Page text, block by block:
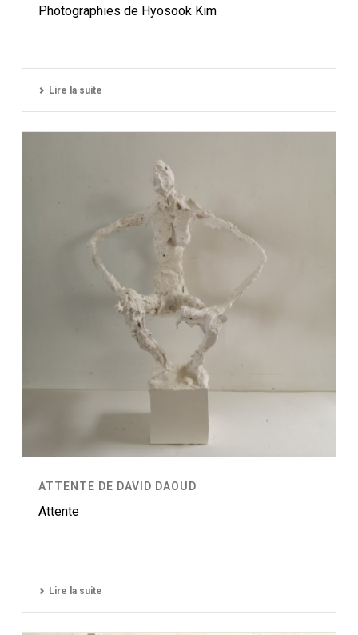
Photographies de Hyosook Kim
Lire la suite
ATTENTE DE DAVID DAOUD
Attente
Lire la suite